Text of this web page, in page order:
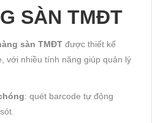
SÀN TMĐT
sàn TMĐT được thiết kế
với nhiều tính năng giúp quản lý
: quét barcode tự động